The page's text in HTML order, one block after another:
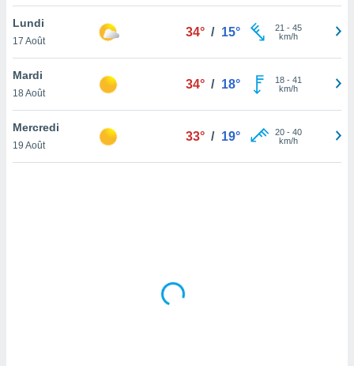
en
de
Lundi
17 Août
34° / 15° 21 - 45
km/h
Mardi
18 Août
34° / 18° 18- 41
km/h
Mercredi
19 Août
33° / 19° 20- 40
km/h